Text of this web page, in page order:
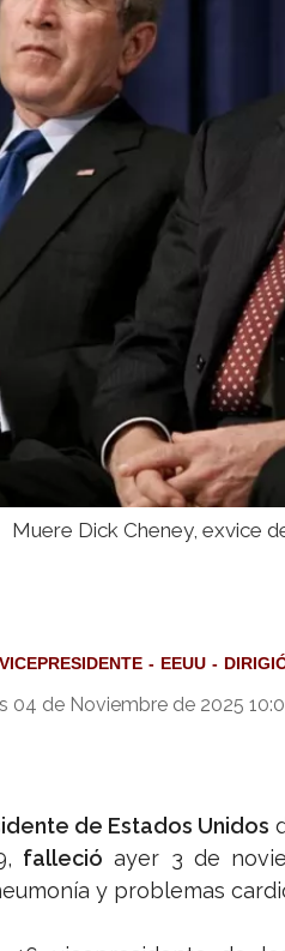
Muere Dick Cheney, exvice
EEUU
04 de Noviembre de 2025
de Estados Unidos
falleció ayer 3 de
y problemas